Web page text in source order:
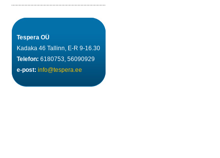
Tespera OÜ
Kadaka 46 Tallinn, E-R 9-16.30
Telefon: 6180753, 56090929
e-post: info@tespera.ee